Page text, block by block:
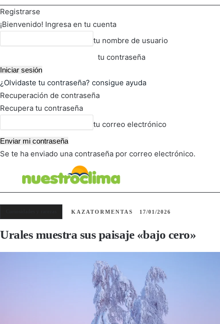
Registrarse
¡Bienvenido! Ingresa en tu cuenta
tu nombre de usuario
tu contraseña
¿Olvidaste tu contraseña? consigue ayuda
Recuperación de contraseña
Recupera tu contraseña
tu correo electrónico
Se te ha enviado una contraseña por correo electrónico.
KAZATORMENTAS 17/01/2026
Urales muestra sus paisaje «bajo cero»